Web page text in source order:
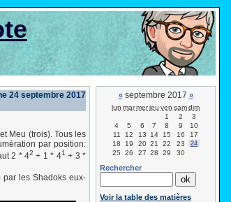
24 septembre 2017
Meu (trois). Tous les
par position:
2 * 42 + 1 * 41 + 3 *
les Shadoks eux-
«septembre 2017 »
lun marmerjeu ven samdim
1
2
3
4
5 6 7 8 9
10
11
12 13 14 15 16
17
18
19 20 21 22 23 24
25 26 27 28 29 30
Rechercher
Voir la table des matières